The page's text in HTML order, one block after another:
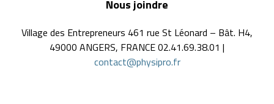
Nous joindre
Village des Entrepreneurs 461 rue St Léonard – Bât. H4,
49000 ANGERS, FRANCE 02.41.69.38.01 |
contact@physipro.fr